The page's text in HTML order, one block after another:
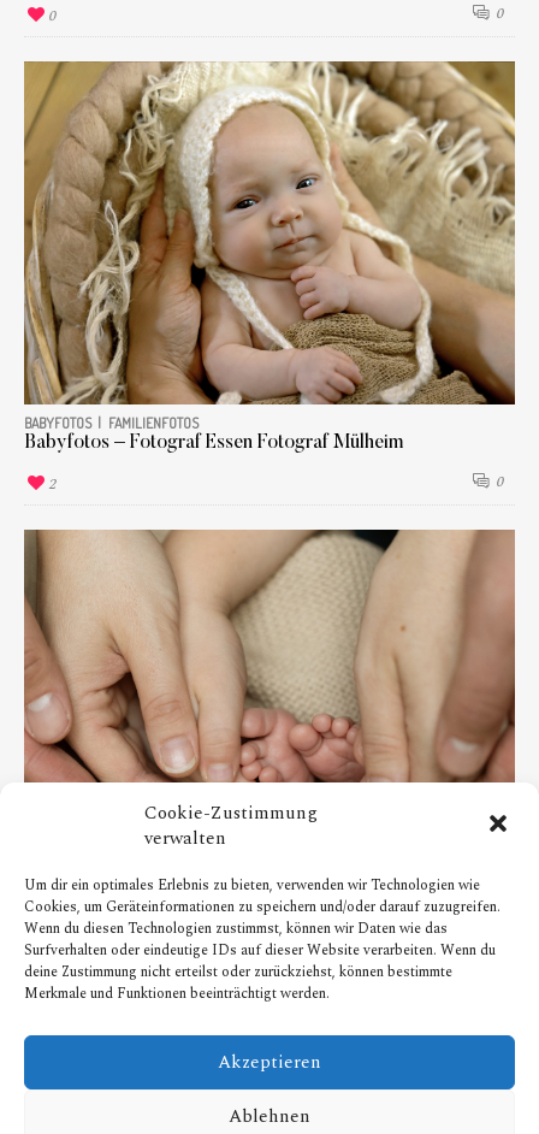
Cookie-Zustimmung
verwalten
Um dir ein optimales Erlebnis zu bieten, verwenden wir Technologien wie
Cookies, um Geräteinformationen zu speichern und/oder darauf zuzugreifen.
Wenn du diesen Technologien zustimmst, können wir Daten wie das
Surfverhalten oder eindeutige IDs auf dieser Website verarbeiten. Wenn du
deine Zustimmung nicht erteilst oder zurückziehst, können bestimmte
Merkmale und Funktionen beeinträchtigt werden.
Akzeptieren
Ablehnen
0 0
BABYFOTOS FAMILIENFOTOS
Babyfotos – Fotograf Essen Fotograf Mülheim
2 0
BABYFOTOS
Babyfotos in Essen – Fotograf Essen/Fotograf Mülheim
0